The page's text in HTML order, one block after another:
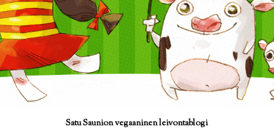
Satu Saunion vegaaninen leivontablogi